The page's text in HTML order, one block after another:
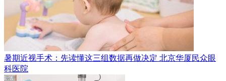
暑期近视手术：先读懂这三组数据再做决定 北京华厦民众眼
科医院